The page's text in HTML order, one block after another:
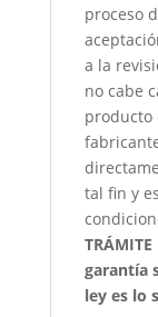
proceso
a la
no cabe
producto
tal fin y
TRÁMITE
garantía
ley es lo